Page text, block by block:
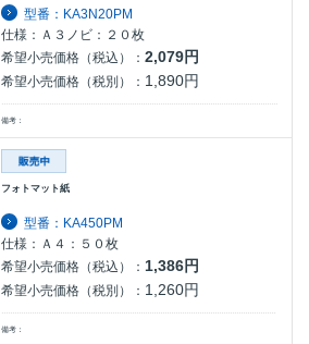
型番：KA3N20PM
仕様：Ａ３ノビ：２０枚
希望小売価格（税込）：2,079円
希望小売価格（税別）： 1,890円
備考：
フォトマット紙
型番：KA450PM
仕様：Ａ４：５０枚
希望小売価格（税込）： 1,386円
希望小売価格（税別）： 1,260円
備考：